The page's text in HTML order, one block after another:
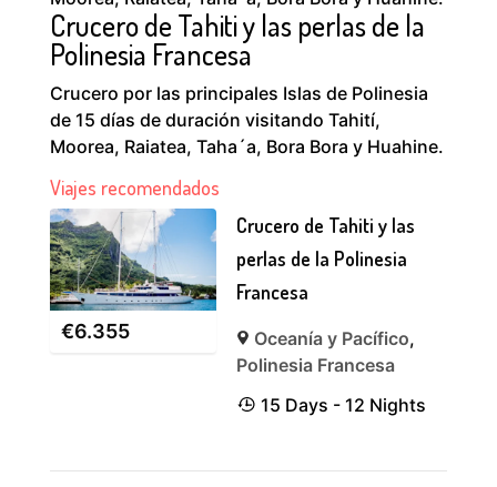
Crucero de Tahiti y las perlas de la
Polinesia Francesa
Crucero por las principales Islas de Polinesia
de 15 días de duración visitando Tahití,
Moorea, Raiatea, Taha´a, Bora Bora y Huahine.
Viajes recomendados
€6.355
Crucero de Tahiti y las
perlas de la Polinesia
Francesa
Oceanía y Pacífico,
Polinesia Francesa
15 Days - 12 Nights